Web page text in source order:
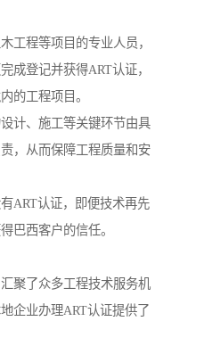
工程等项目的专业人员，
成登记并获得ART认证，
的工程项目。
计、施工等关键环节由具
，从而保障工程质量和安
ART认证，即便技术再先
巴西客户的信任。
聚了众多工程技术服务机
企业办理ART认证提供了